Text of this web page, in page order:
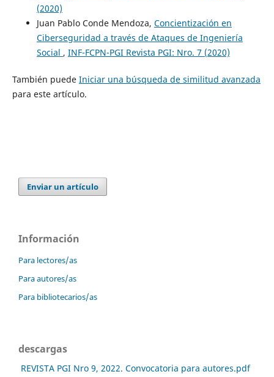
(2020)
Juan Pablo Conde Mendoza, Concientización en
Ciberseguridad a través de Ataques de Ingeniería
Social , INF-FCPN-PGI Revista PGI: Nro. 7 (2020)
También puede Iniciar una búsqueda de similitud avanzada
para este artículo.
Enviar un artículo
Información
Para lectores/as
Para autores/as
Para bibliotecarios/as
descargas
REVISTA PGI Nro 9, 2022. Convocatoria para autores.pdf